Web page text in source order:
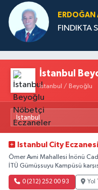
ERDOĞAN
FINDIKTA
İstanbul
İstanbul / Beyoğlu
Istanbul City Eczanesi
Ömer Avni Mahallesi İnönü
İTÜ Gümüşsuyu Kampüsü
0 (212) 252 00 93 Yol